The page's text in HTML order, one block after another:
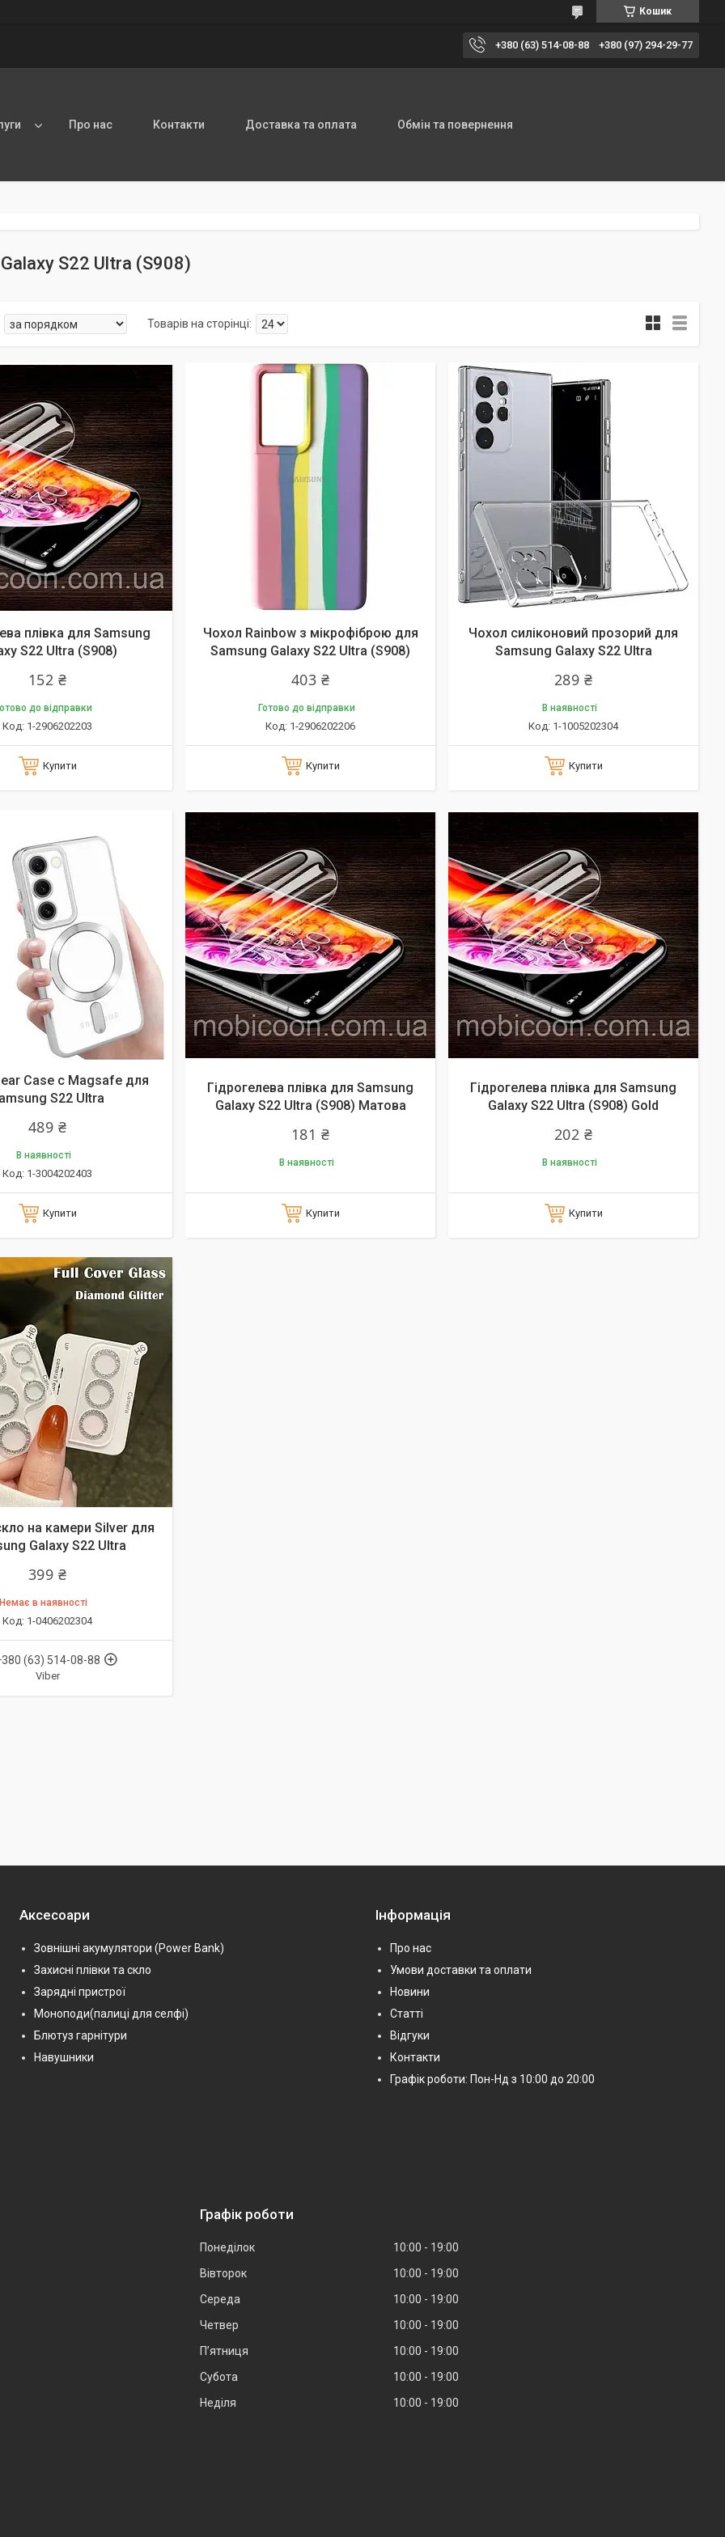
Кошик
+380 (63) 514-08-88 +380 (97) 294-29-77
Про нас Контакти Доставка та оплата Обмін та повернення
S22 Ultra (S908)
плівка для Samsung
S22 Ultra (S908)
152 ₴
до відправки
1-2906202203
Купити
Чохол Rainbow з мікрофіброю для
Samsung Galaxy S22 Ultra (S908)
403 ₴
Готово до відправки
1-2906202206
Купити
Чохол силіконовий прозорий для
Samsung Galaxy S22 Ultra
289 ₴
В наявності
1-1005202304
Купити
Case с Magsafe для
S22 Ultra
489 ₴
В наявності
1-3004202403
Купити
Гідрогелева плівка для Samsung
Galaxy S22 Ultra (S908) Матова
181 ₴
В наявності
Купити
Гідрогелева плівка для Samsung
Galaxy S22 Ultra (S908) Gold
202 ₴
В наявності
Купити
на камери Silver для
Galaxy S22 Ultra
399 ₴
Немає в наявності
1-0406202304
(63) 514-08-88
Viber
Аксесоари
Зовнішні акумулятори (Power Bank)
Захисні плівки та скло
Зарядні пристрої
Моноподи(палиці для селфі)
Блютуз гарнітури
Навушники
Інформація
Про нас
Умови доставки та оплати
Новини
Статті
Відгуки
Контакти
Графік роботи: Пон-Нд з 10:00 до 20:00
Графік роботи
Понеділок 10:00
19:00
Вівторок
10:00
19:00
Середа
10:00
19:00
Четвер
10:00
19:00
Пʼятниця
10:00
19:00
Субота
10:00
19:00
Неділя
10:00 19:00